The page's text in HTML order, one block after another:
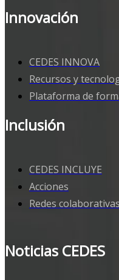
Innovación
CEDES INNOVA
Recursos y
Plataforma de
Inclusión
CEDES INCLUYE
Acciones
Redes colaborativas
Noticias CEDES